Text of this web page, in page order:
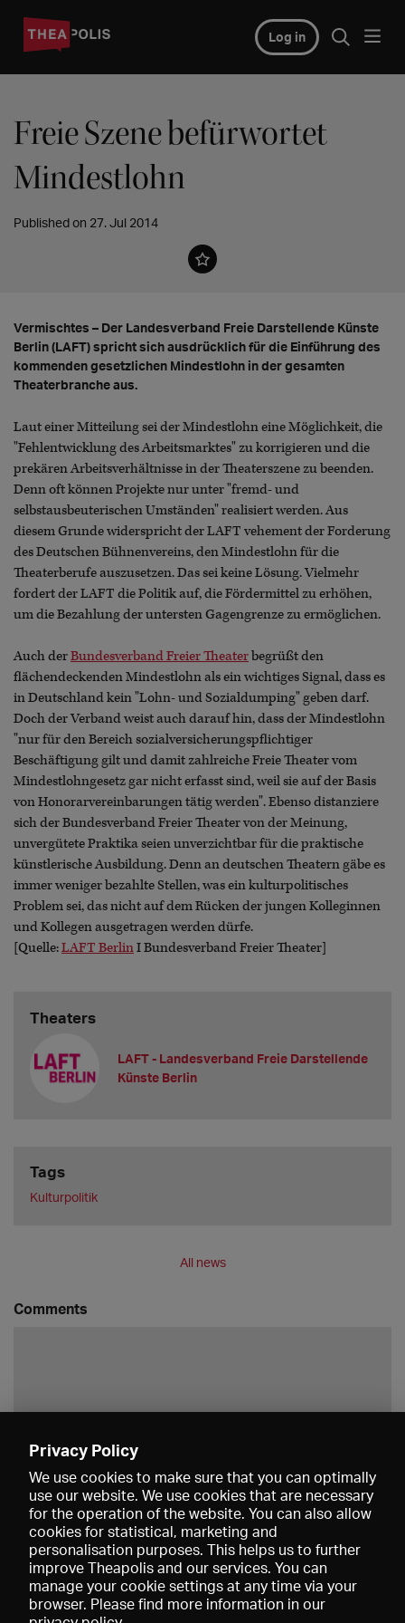
Log in
Freie Szene befürwortet
Mindestlohn
Published on 27. Jul 2014
Vermischtes – Der Landesverband Freie Darstellende Künste
Berlin (LAFT) spricht sich ausdrücklich für die Einführung des
kommenden gesetzlichen Mindestlohn in der gesamten
Theaterbranche aus.
Laut einer Mitteilung sei der Mindestlohn eine Möglichkeit, die
"Fehlentwicklung des Arbeitsmarktes" zu korrigieren und die
prekären Arbeitsverhältnisse in der Theaterszene zu beenden.
Denn oft können Projekte nur unter "fremd- und
selbstausbeuterischen Umständen" realisiert werden. Aus
diesem Grunde widerspricht der LAFT vehement der Forderung
des Deutschen Bühnenvereins, den Mindestlohn für die
Theaterberufe auszusetzen. Das sei keine Lösung. Vielmehr
fordert der LAFT die Politik auf, die Fördermittel zu erhöhen,
um die Bezahlung der untersten Gagengrenze zu ermöglichen.
Auch derBundesverband Freier Theaterbegrüßt den
flächendeckenden Mindestlohn als ein wichtiges Signal, dass es
in Deutschland kein "Lohn- und Sozialdumping" geben darf.
Doch der Verband weist auch darauf hin, dass der Mindestlohn
"nur für den Bereich sozialversicherungspflichtiger
Beschäftigung gilt und damit zahlreiche Freie Theater vom
Mindestlohngesetz gar nicht erfasst sind, weil sie auf der Basis
von Honorarvereinbarungen tätig werden". Ebenso distanziere
sich der Bundesverband Freier Theater von der Meinung,
unvergütete Praktika seien unverzichtbar für die praktische
künstlerische Ausbildung. Denn an deutschen Theatern gäbe es
immer weniger bezahlte Stellen, was ein kulturpolitisches
Problem sei, das nicht auf dem Rücken der jungen Kolleginnen
und Kollegen ausgetragen werden dürfe.
[Quelle:LAFT BerlinI Bundesverband Freier Theater]
Theaters
LAFT - Landesverband Freie Darstellende
Künste Berlin
Tags
Kulturpolitik
All news
Comments
Privacy Policy
We use cookies to make sure that you can optimally
use our website. We use cookies that are necessary
for the operation of the website. You can also allow
cookies for statistical, marketing and
personalisation purposes. This helps us to further
improve Theapolis and our services. You can
manage your cookie settings at any time via your
browser. Please find more information in our